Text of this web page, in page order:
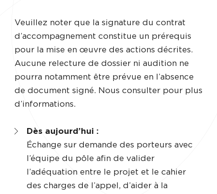
Veuillez noter que la signature du contrat
d’accompagnement constitue un prérequis
pour la mise en œuvre des actions décrites.
Aucune relecture de dossier ni audition ne
pourra notamment être prévue en l’absence
de document signé. Nous consulter pour plus
d’informations.
Dès aujourd’hui :
Échange sur demande des porteurs avec
l’équipe du pôle afin de valider
l’adéquation entre le projet et le cahier
des charges de l’appel, d’aider à la